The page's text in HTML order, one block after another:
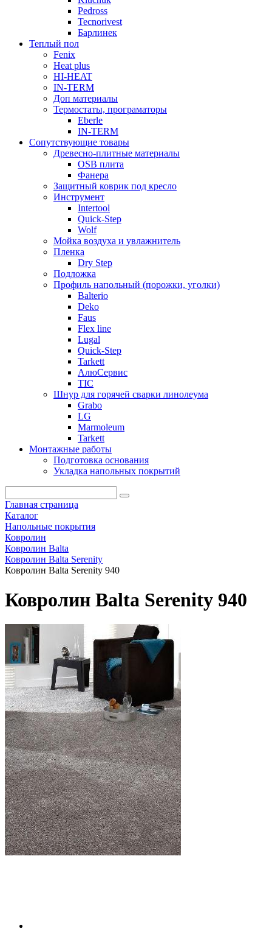
Pedross
Tecnorivest
Барлинек
Теплый пол
Fenix
Heat plus
HI-HEAT
IN-TERM
Доп материалы
Термостаты, програматоры
Eberle
IN-TERM
Сопутствующие товары
Древесно-плитные материалы
OSB плита
Фанера
Защитный коврик под кресло
Инструмент
Intertool
Quick-Step
Wolf
Мойка воздуха и увлажнитель
Пленка
Dry Step
Подложка
Профиль напольный (порожки, уголки)
Balterio
Deko
Faus
Flex line
Lugal
Quick-Step
Tarkett
АлюСервис
ТІС
Шнур для горячей сварки линолеума
Grabo
LG
Marmoleum
Tarkett
Монтажные работы
Подготовка основания
Укладка напольных покрытий
Главная страница
Каталог
Напольные покрытия
Ковролин
Ковролин Balta
Ковролин Balta Serenity
Ковролин Balta Serenity 940
Ковролин Balta Serenity 940